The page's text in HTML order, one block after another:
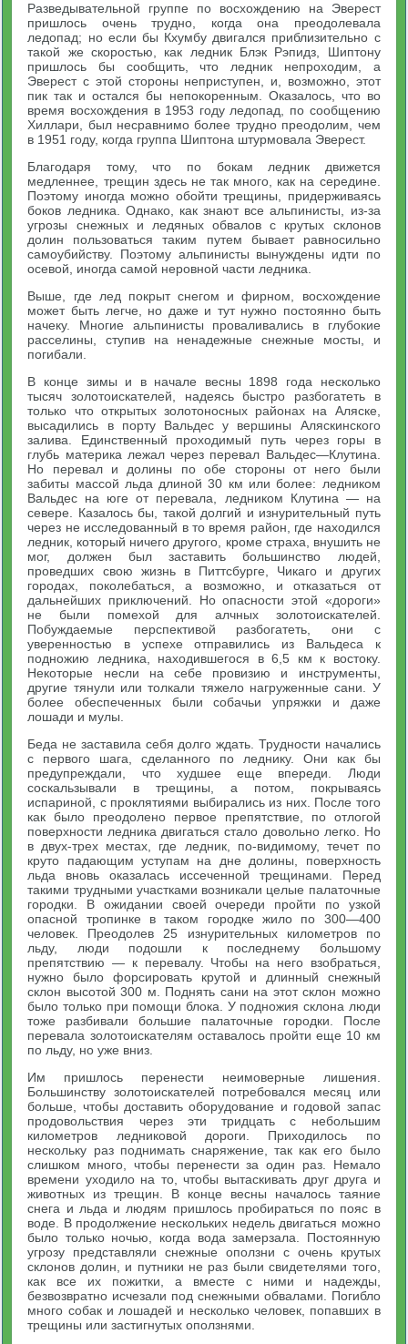
Разведывательной группе по восхождению на Эверест
пришлось очень трудно, когда она преодолевала
ледопад; но если бы Кхумбу двигался приблизительно с
такой же скоростью, как ледник Блэк Рэпидз, Шиптону
пришлось бы сообщить, что ледник непроходим, а
Эверест с этой стороны неприступен, и, возможно, этот
пик так и остался бы непокоренным. Оказалось, что во
время восхождения в 1953 году ледопад, по сообщению
Хиллари, был несравнимо более трудно преодолим, чем
в 1951 году, когда группа Шиптона штурмовала Эверест.
Благодаря тому, что по бокам ледник движется
медленнее, трещин здесь не так много, как на середине.
Поэтому иногда можно обойти трещины, придерживаясь
боков ледника. Однако, как знают все альпинисты, из-за
угрозы снежных и ледяных обвалов с крутых склонов
долин пользоваться таким путем бывает равносильно
самоубийству. Поэтому альпинисты вынуждены идти по
осевой, иногда самой неровной части ледника.
Выше, где лед покрыт снегом и фирном, восхождение
может быть легче, но даже и тут нужно постоянно быть
начеку. Многие альпинисты проваливались в глубокие
расселины, ступив на ненадежные снежные мосты, и
погибали.
В конце зимы и в начале весны 1898 года несколько
тысяч золотоискателей, надеясь быстро разбогатеть в
только что открытых золотоносных районах на Аляске,
высадились в порту Вальдес у вершины Аляскинского
залива. Единственный проходимый путь через горы в
глубь материка лежал через перевал Вальдес—Клутина.
Но перевал и долины по обе стороны от него были
забиты массой льда длиной 30 км или более: ледником
Вальдес на юге от перевала, ледником Клутина — на
севере. Казалось бы, такой долгий и изнурительный путь
через не исследованный в то время район, где находился
ледник, который ничего другого, кроме страха, внушить не
мог, должен был заставить большинство людей,
проведших свою жизнь в Питтсбурге, Чикаго и других
городах, поколебаться, а возможно, и отказаться от
дальнейших приключений. Но опасности этой «дороги»
не были помехой для алчных золотоискателей.
Побуждаемые перспективой разбогатеть, они с
уверенностью в успехе отправились из Вальдеса к
подножию ледника, находившегося в 6,5 км к востоку.
Некоторые несли на себе провизию и инструменты,
другие тянули или толкали тяжело нагруженные сани. У
более обеспеченных были собачьи упряжки и даже
лошади и мулы.
Беда не заставила себя долго ждать. Трудности начались
с первого шага, сделанного по леднику. Они как бы
предупреждали, что худшее еще впереди. Люди
соскальзывали в трещины, а потом, покрываясь
испариной, с проклятиями выбирались из них. После того
как было преодолено первое препятствие, по отлогой
поверхности ледника двигаться стало довольно легко. Но
в двух-трех местах, где ледник, по-видимому, течет по
круто падающим уступам на дне долины, поверхность
льда вновь оказалась иссеченной трещинами. Перед
такими трудными участками возникали целые палаточные
городки. В ожидании своей очереди пройти по узкой
опасной тропинке в таком городке жило по 300—400
человек. Преодолев 25 изнурительных километров по
льду, люди подошли к последнему большому
препятствию — к перевалу. Чтобы на него взобраться,
нужно было форсировать крутой и длинный снежный
склон высотой 300 м. Поднять сани на этот склон можно
было только при помощи блока. У подножия склона люди
тоже разбивали большие палаточные городки. После
перевала золотоискателям оставалось пройти еще 10 км
по льду, но уже вниз.
Им пришлось перенести неимоверные лишения.
Большинству золотоискателей потребовался месяц или
больше, чтобы доставить оборудование и годовой запас
продовольствия через эти тридцать с небольшим
километров ледниковой дороги. Приходилось по
нескольку раз поднимать снаряжение, так как его было
слишком много, чтобы перенести за один раз. Немало
времени уходило на то, чтобы вытаскивать друг друга и
животных из трещин. В конце весны началось таяние
снега и льда и людям пришлось пробираться по пояс в
воде. В продолжение нескольких недель двигаться можно
было только ночью, когда вода замерзала. Постоянную
угрозу представляли снежные оползни с очень крутых
склонов долин, и путники не раз были свидетелями того,
как все их пожитки, а вместе с ними и надежды,
безвозвратно исчезали под снежными обвалами. Погибло
много собак и лошадей и несколько человек, попавших в
трещины или застигнутых оползнями.